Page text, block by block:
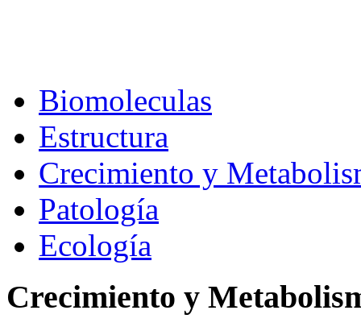
Biomoleculas
Estructura
Crecimiento y
Patología
Ecología
Crecimiento y